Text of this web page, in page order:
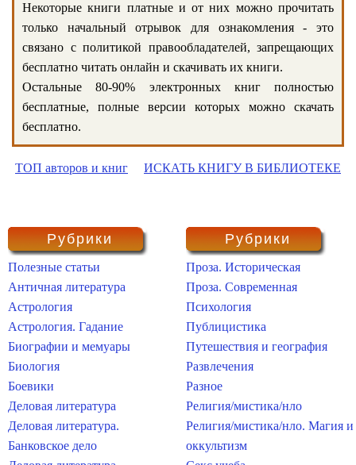
Некоторые книги платные и от них можно прочитать
только начальный отрывок для ознакомления - это
связано с политикой правообладателей, запрещающих
бесплатно читать онлайн и скачивать их книги.
Остальные 80-90% электронных книг полностью
бесплатные, полные версии которых можно скачать
бесплатно.
ТОП авторов и книг ИСКАТЬ КНИГУ В БИБЛИОТЕКЕ
Рубрики
Полезные статьи
Античная литература
Астрология
Астрология. Гадание
Биографии и мемуары
Биология
Боевики
Деловая литература
Деловая литература.
Банковское дело
Рубрики
Проза. Историческая
Проза. Современная
Психология
Публицистика
Путешествия и география
Развлечения
Разное
Религия/мистика/нло
Религия/мистика/нло. Магия и
оккультизм